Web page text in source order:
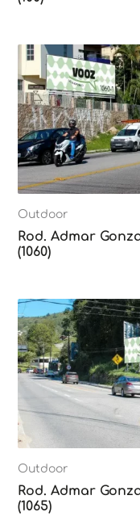
Outdoor
Rod. Admar
(1060)
Outdoor
Rod. Admar
(1065)